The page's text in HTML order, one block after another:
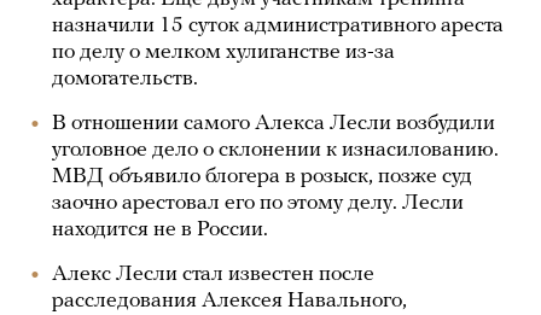
назначили 15 суток административного ареста
по делу о мелком хулиганстве из-за
домогательств.
В отношении самого Алекса Лесли возбудили
уголовное дело о склонении к изнасилованию.
МВД объявило блогера в розыск, позже суд
заочно арестовал его по этому делу. Лесли
находится не в России.
Алекс Лесли стал известен после
расследования Алексея Навального,